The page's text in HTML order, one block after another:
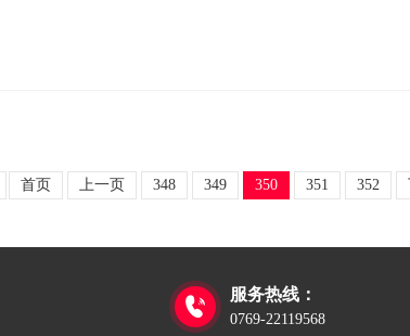
首页 上一页 348 349 350 351 352

服务热线：
0769-22119568